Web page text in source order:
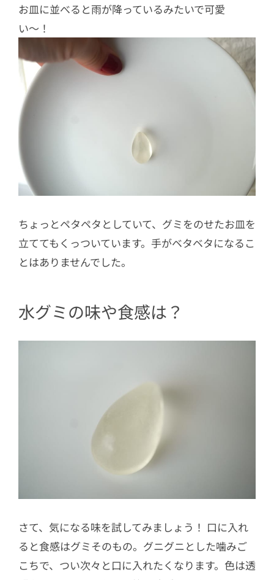
お皿に並べると雨が降っているみたいで可愛
い〜！
ちょっとペタペタとしていて、グミをのせたお皿を
立ててもくっついています。手がベタベタになるこ
とはありませんでした。
水グミの味や食感は？
さて、気になる味を試してみましょう！ 口に入れ
ると食感はグミそのもの。グニグニとした噛みご
こちで、つい次々と口に入れたくなります。色は透